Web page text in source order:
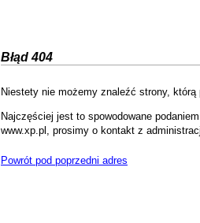
Błąd 404
Niestety nie możemy znaleźć strony, którą
Najczęściej jest to spowodowane
www.xp.pl, prosimy o kontakt z
Powrót pod poprzedni adres